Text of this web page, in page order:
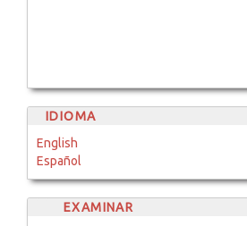
IDIOMA
English
Español
EXAMINAR